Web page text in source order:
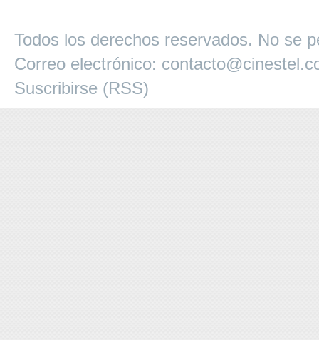
Todos los derechos reservados. No se
Correo electrónico:
Suscribirse (RSS)